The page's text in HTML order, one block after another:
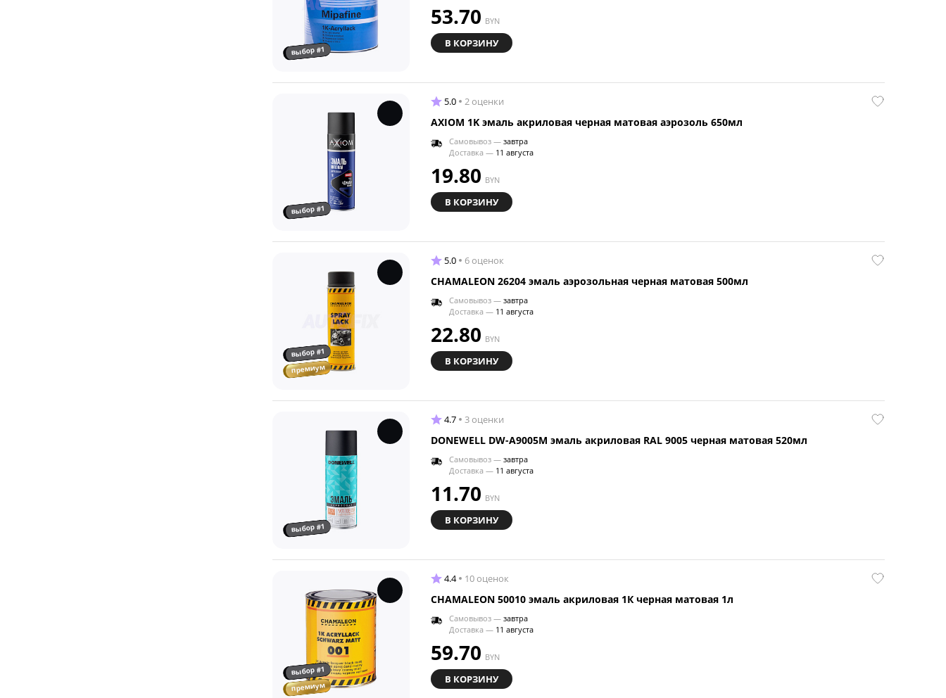
выбор #1
53.70 BYN
В КОРЗИНУ
выбор #1
5.0 2 оценки
AXIOM 1K эмаль акриловая черная матовая аэрозоль 650мл
Самовывоз — завтра
Доставка — 11 августа
19.80 BYN
В КОРЗИНУ
выбор #1
премиум
5.0 6 оценок
CHAMALEON 26204 эмаль аэрозольная черная матовая 500мл
Самовывоз — завтра
Доставка — 11 августа
22.80 BYN
В КОРЗИНУ
выбор #1
4.7 3 оценки
DONEWELL DW-A9005M эмаль акриловая RAL 9005 черная матовая 520мл
Самовывоз — завтра
Доставка — 11 августа
11.70 BYN
В КОРЗИНУ
выбор #1
премиум
4.4 10 оценок
CHAMALEON 50010 эмаль акриловая 1К черная матовая 1л
Самовывоз — завтра
Доставка — 11 августа
59.70 BYN
В КОРЗИНУ